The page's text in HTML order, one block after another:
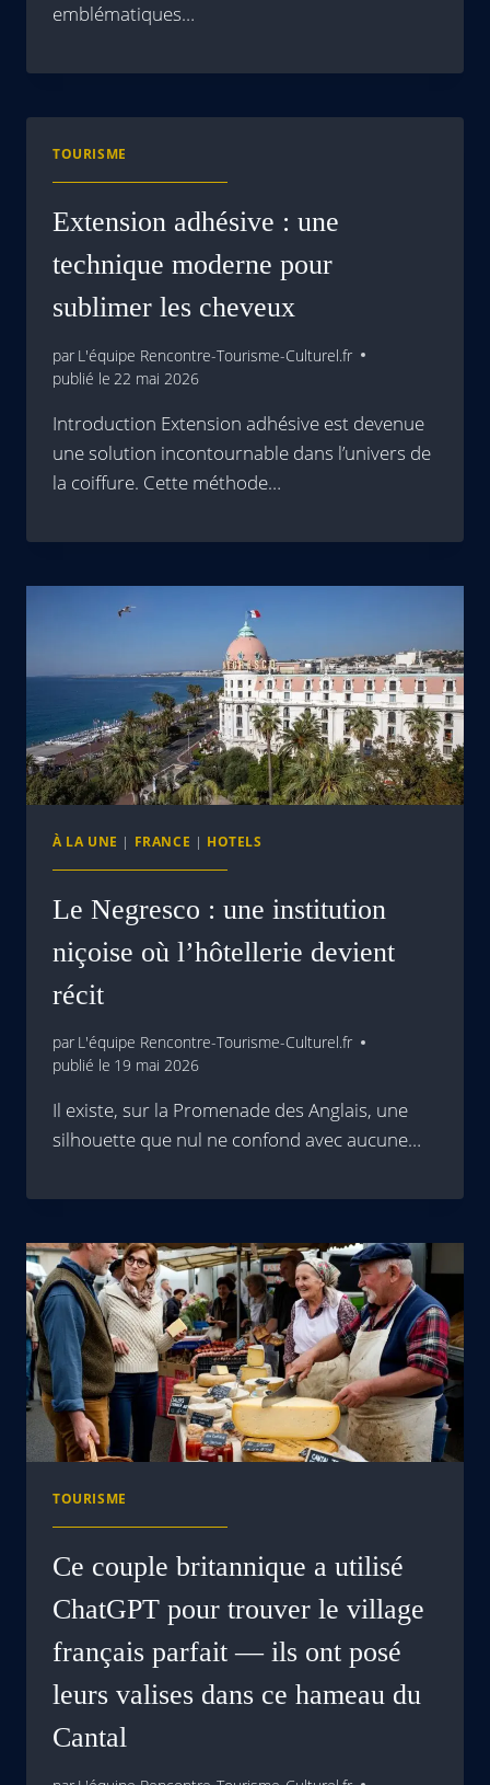
emblématiques…
TOURISME
Extension adhésive : une
technique moderne pour
sublimer les cheveux
par L'équipe Rencontre-Tourisme-Culturel.fr
publié le 22 mai 2026
Introduction Extension adhésive est devenue
une solution incontournable dans l’univers de
la coiffure. Cette méthode…
À LA UNE | FRANCE | HOTELS
Le Negresco : une institution
niçoise où l’hôtellerie devient
récit
par L'équipe Rencontre-Tourisme-Culturel.fr
publié le 19 mai 2026
Il existe, sur la Promenade des Anglais, une
silhouette que nul ne confond avec aucune…
TOURISME
Ce couple britannique a utilisé
ChatGPT pour trouver le village
français parfait — ils ont posé
leurs valises dans ce hameau du
Cantal